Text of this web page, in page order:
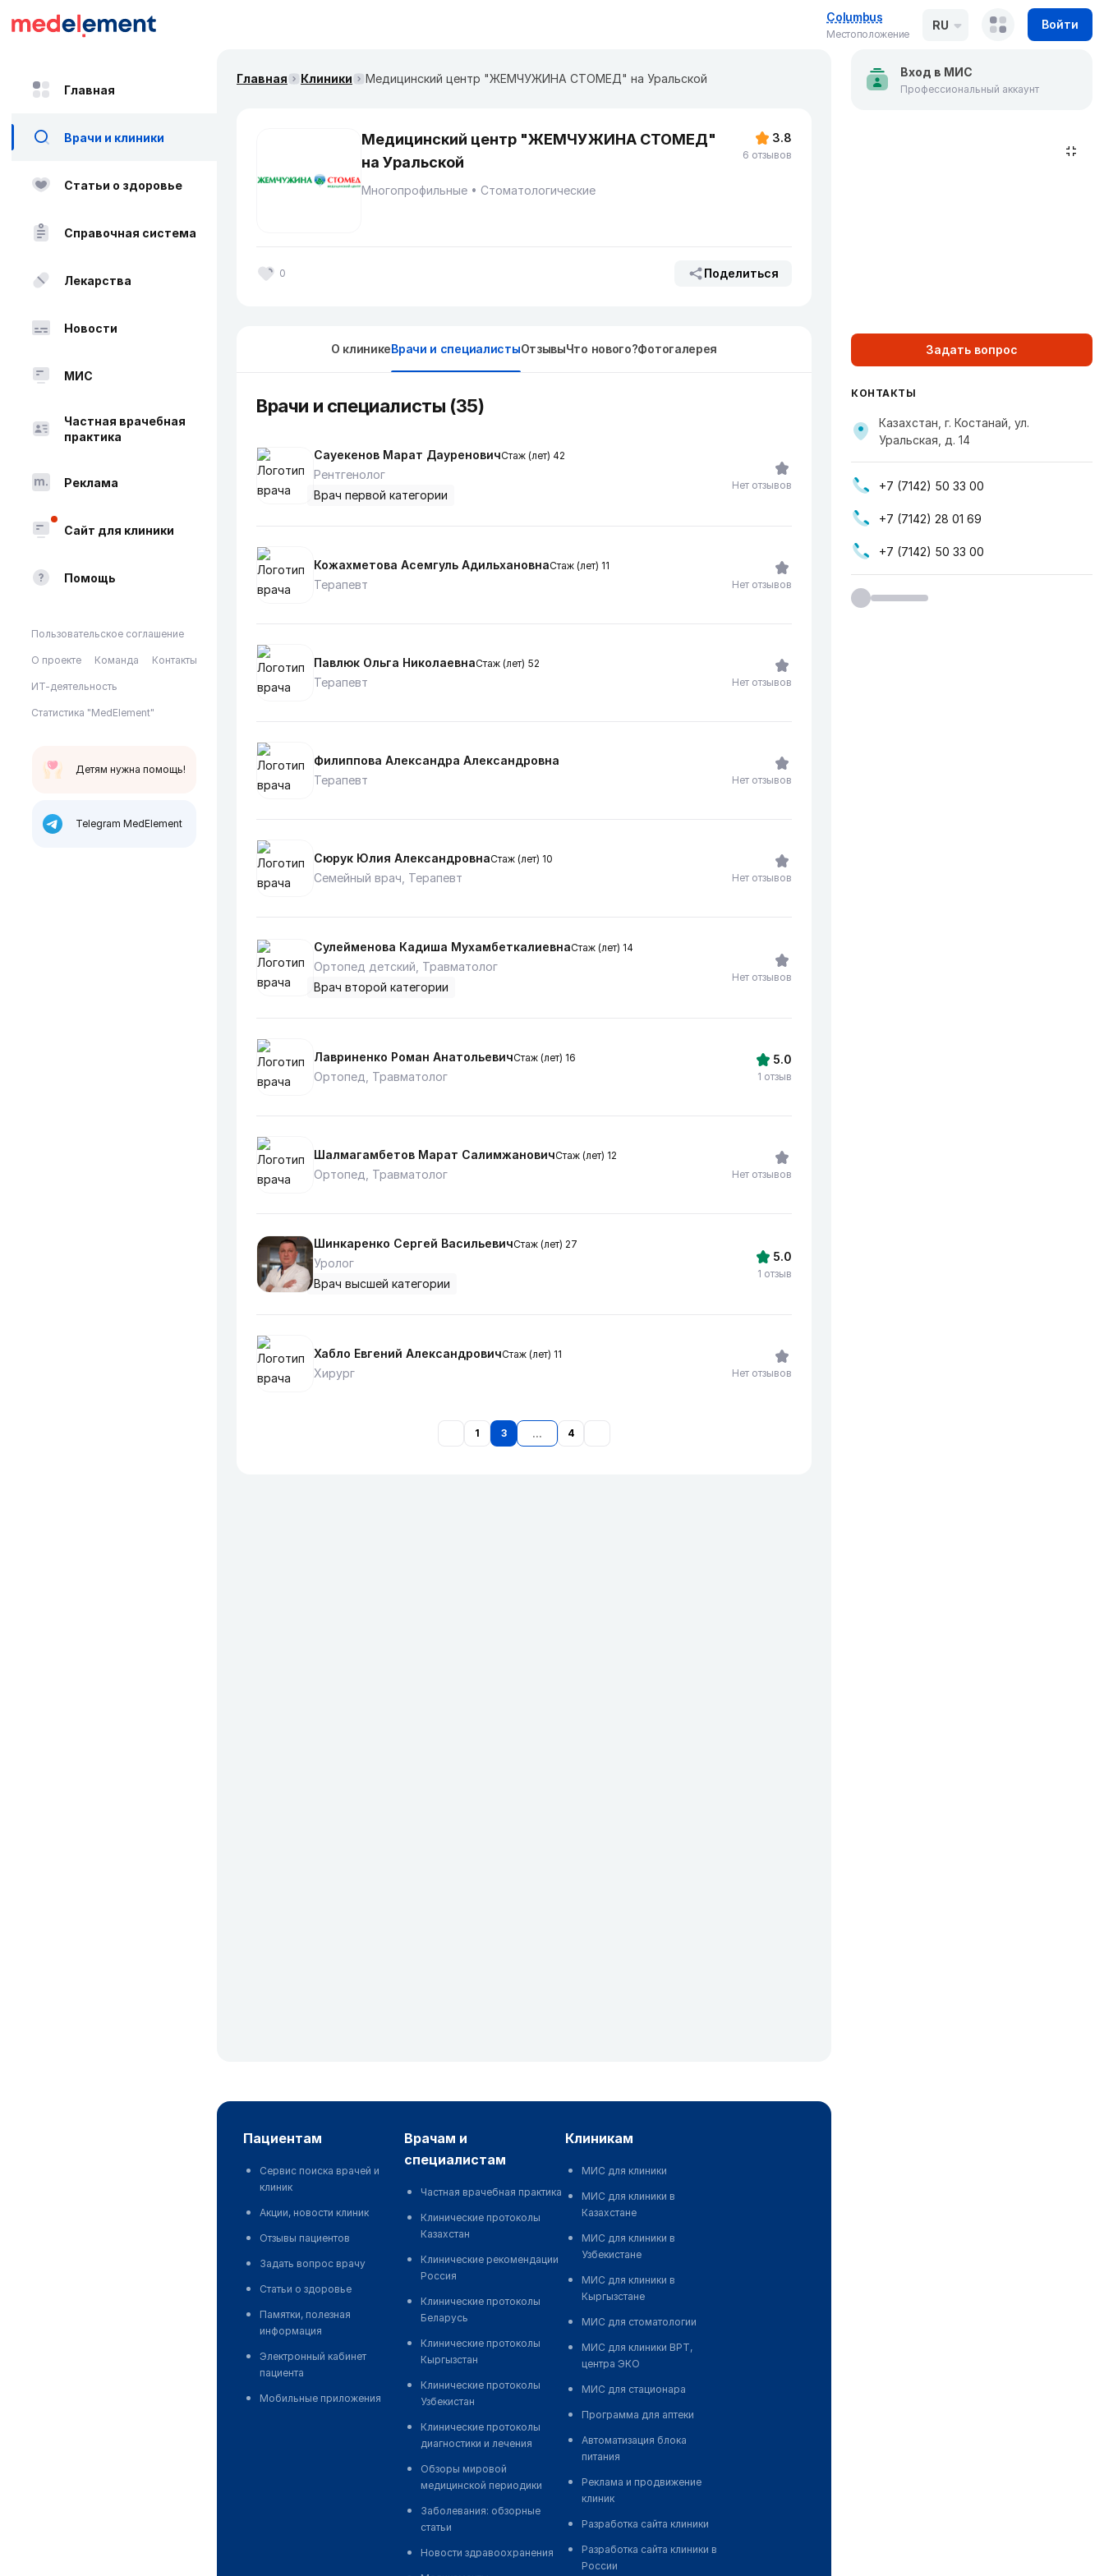
Columbus
Местоположение
RU Войти
Главная
Врачи и клиники
Статьи о здоровье
Справочная система
Лекарства
Новости
МИС
Частная врачебная
практика
Реклама
Сайт для клиники
Помощь
Пользовательское соглашение
О проекте Команда Контакты
ИТ-деятельность
Статистика "MedElement"
Детям нужна помощь!
Telegram MedElement
Главная Клиники Медицинский центр "ЖЕМЧУЖИНА СТОМЕД" на Уральской
Медицинский центр "ЖЕМЧУЖИНА СТОМЕД"
на Уральской
Многопрофильные Стоматологические
0 Поделиться
3.8
6 отзывов
О клиникеВрачи и специалистыОтзывыЧто нового?Фотогалерея
Врачи и специалисты (35)
Сауекенов Марат ДауреновичСтаж (лет) 42
Рентгенолог
Врач первой категории
Нет отзывов
Кожахметова Асемгуль АдильхановнаСтаж (лет) 11
Терапевт Нет отзывов
Павлюк Ольга НиколаевнаСтаж (лет) 52
Терапевт Нет отзывов
Филиппова Александра Александровна
Терапевт
Нет отзывов
Сюрук Юлия АлександровнаСтаж (лет) 10
Семейный врач, Терапевт Нет отзывов
Сулейменова Кадиша МухамбеткалиевнаСтаж (лет) 14
Ортопед детский, Травматолог
Врач второй категории
Нет отзывов
Лавриненко Роман АнатольевичСтаж (лет) 16
Ортопед, Травматолог
5.0
1 отзыв
Шалмагамбетов Марат СалимжановичСтаж (лет) 12
Ортопед, Травматолог Нет отзывов
Шинкаренко Сергей ВасильевичСтаж (лет) 27
Уролог
Врач высшей категории
5.0
1 отзыв
Хабло Евгений АлександровичСтаж (лет) 11
Хирург Нет отзывов
1 3 4
пациентам
Сервис поиска врачей и
клиник
Акции, новости клиник
Отзывы пациентов
Задать вопрос врачу
Статьи о здоровье
Памятки, полезная
информация
Электронный кабинет
пациента
Мобильные приложения
врачам и
специалистам
Частная врачебная практика
Клинические протоколы
Казахстан
Клинические рекомендации
Россия
Клинические протоколы
Беларусь
Клинические протоколы
Кыргызстан
Клинические протоколы
Узбекистан
Клинические протоколы
диагностики и лечения
Обзоры мировой
медицинской периодики
Заболевания: обзорные
статьи
Новости здравоохранения
клиникам
МИС для клиники
МИС для клиники в
Казахстане
МИС для клиники в
Узбекистане
МИС для клиники в
Кыргызстане
МИС для стоматологии
МИС для клиники ВРТ,
центра ЭКО
МИС для стационара
Программа для аптеки
Автоматизация блока
питания
Реклама и продвижение
клиник
Разработка сайта клиники
Разработка сайта клиники в
России
Вход в МИС
Профессиональный аккаунт
Задать вопрос
КОНТАКТЫ
Казахстан, г. Костанай, ул.
Уральская, д. 14
+7 (7142) 50 33 00
+7 (7142) 28 01 69
+7 (7142) 50 33 00